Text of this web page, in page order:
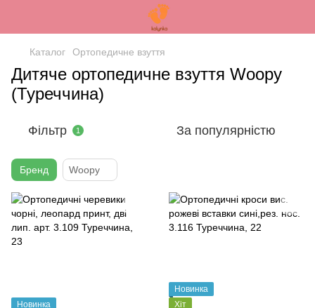
Каталог Ортопедичне взуття
Дитяче ортопедичне взуття Woopy
(Туреччина)
Фільтр 1 За популярністю
Бренд Woopy
Новинка
Новинка
Хіт